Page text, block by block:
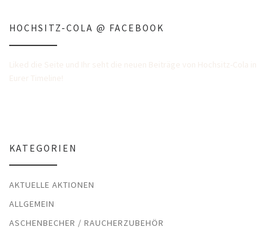
HOCHSITZ-COLA @ FACEBOOK
KATEGORIEN
AKTUELLE AKTIONEN
ALLGEMEIN
ASCHENBECHER / RAUCHERZUBEHÖR